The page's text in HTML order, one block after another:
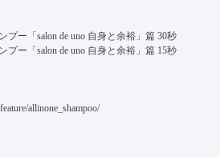
プー「salon de uno 自身と余裕」篇 30秒
プー「salon de uno 自身と余裕」篇 15秒
allinone_shampoo/